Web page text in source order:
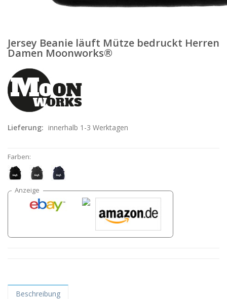
Jersey Beanie läuft Mütze bedruckt Herren
Damen Moonworks®
Lieferung: innerhalb 1-3 Werktagen
Farben:
Beschreibung